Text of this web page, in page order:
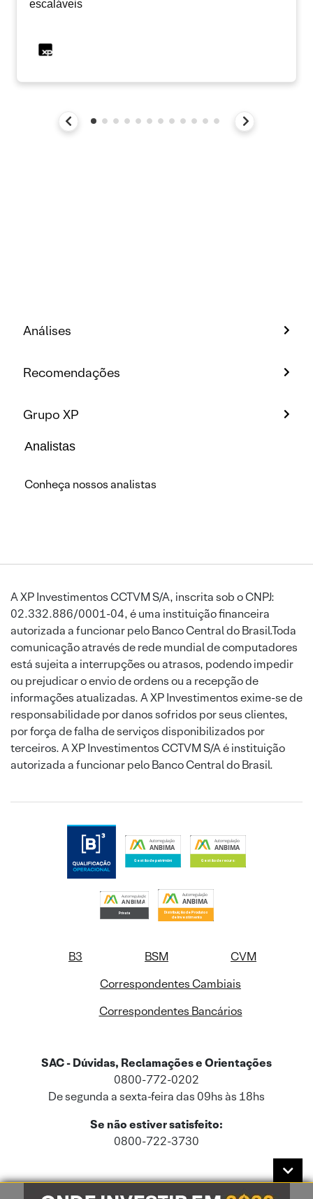
escaláveis
Análises
Recomendações
Grupo XP
Analistas
Conheça nossos analistas
A XP Investimentos CCTVM S/A, inscrita sob o CNPJ:
02.332.886/0001-04, é uma instituição financeira
autorizada a funcionar pelo Banco Central do Brasil.Toda
comunicação através de rede mundial de computadores
está sujeita a interrupções ou atrasos, podendo impedir
ou prejudicar o envio de ordens ou a recepção de
informações atualizadas. A XP Investimentos exime-se de
responsabilidade por danos sofridos por seus clientes,
por força de falha de serviços disponibilizados por
terceiros. A XP Investimentos CCTVM S/A é instituição
autorizada a funcionar pelo Banco Central do Brasil.
B3 BSM
CVM
Correspondentes Cambiais
Correspondentes Bancários
SAC - Dúvidas, Reclamações e Orientações
0800-772-0202
De segunda a sexta-feira das 09hs às 18hs
Se não estiver satisfeito:
0800-722-3730